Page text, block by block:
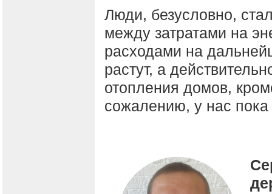
Люди, безусловно,
между затратами на
расходами на
растут, а
отопления домов,
сожалению, у нас пока